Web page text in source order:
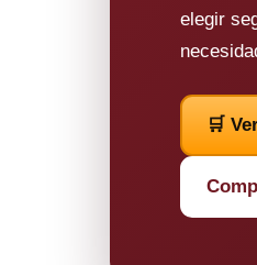
elegir
🛒